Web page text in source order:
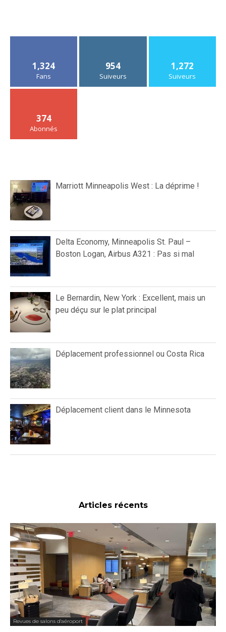
1,324
Fans
954
Suiveurs
1,272
Suiveurs
374
Abonnés
Marriott Minneapolis West : La déprime !
Delta Economy, Minneapolis St. Paul –
Boston Logan, Airbus A321 : Pas si mal
Le Bernardin, New York : Excellent, mais un
peu déçu sur le plat principal
Déplacement professionnel ou Costa Rica
Déplacement client dans le Minnesota
Articles récents
Revues de salons d'aéroport